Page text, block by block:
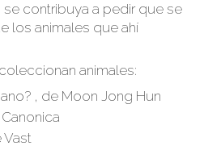
contribuya a pedir que se
los animales que ahí
animales:
, de Moon Jong Hun
Vast